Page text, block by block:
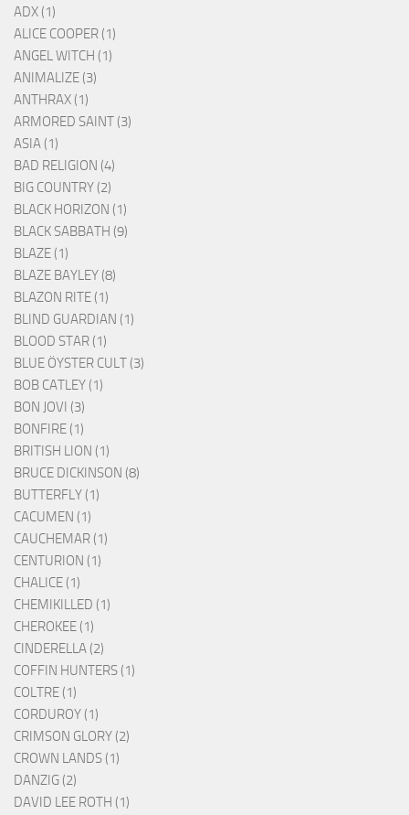
ADX (1)
ALICE COOPER (1)
ANGEL WITCH (1)
ANIMALIZE (3)
ANTHRAX (1)
ARMORED SAINT (3)
ASIA (1)
BAD RELIGION (4)
BIG COUNTRY (2)
BLACK HORIZON (1)
BLACK SABBATH (9)
BLAZE (1)
BLAZE BAYLEY (8)
BLAZON RITE (1)
BLIND GUARDIAN (1)
BLOOD STAR (1)
BLUE ÖYSTER CULT (3)
BOB CATLEY (1)
BON JOVI (3)
BONFIRE (1)
BRITISH LION (1)
BRUCE DICKINSON (8)
BUTTERFLY (1)
CACUMEN (1)
CAUCHEMAR (1)
CENTURION (1)
CHALICE (1)
CHEMIKILLED (1)
CHEROKEE (1)
CINDERELLA (2)
COFFIN HUNTERS (1)
COLTRE (1)
CORDUROY (1)
CRIMSON GLORY (2)
CROWN LANDS (1)
DANZIG (2)
DAVID LEE ROTH (1)